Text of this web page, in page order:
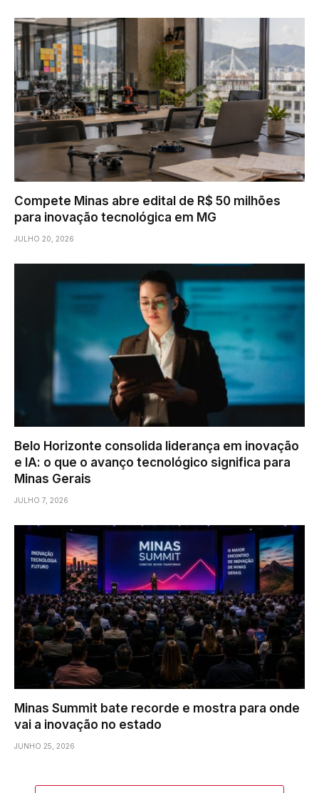
Compete Minas abre edital de R$ 50 milhões
para inovação tecnológica em MG
JULHO 20, 2026
Belo Horizonte consolida liderança em inovação
e IA: o que o avanço tecnológico significa para
Minas Gerais
JULHO 7, 2026
Minas Summit bate recorde e mostra para onde
vai a inovação no estado
JUNHO 25, 2026